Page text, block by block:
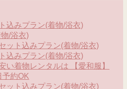
込みプラン(着物/浴衣)
/浴衣)
ット込みプラン(着物/浴衣)
込みプラン(着物/浴衣)
い着物レンタルは 【愛和服】
予約OK
ット込みプラン(着物/浴衣)